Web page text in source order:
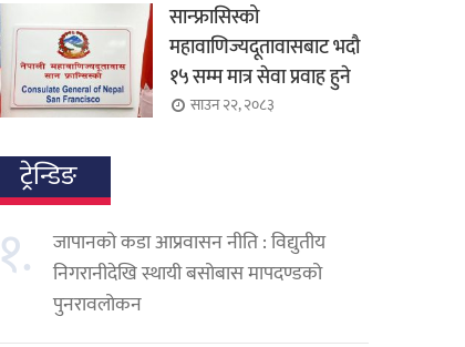
सान्फ्रासिस्को
महावाणिज्यदूतावासबाट भदौ
१५ सम्म मात्र सेवा प्रवाह हुने
साउन २२, २०८३
ट्रेन्डिङ
१.
जापानको कडा आप्रवासन नीति : विद्युतीय
निगरानीदेखि स्थायी बसोबास मापदण्डको
पुनरावलोकन